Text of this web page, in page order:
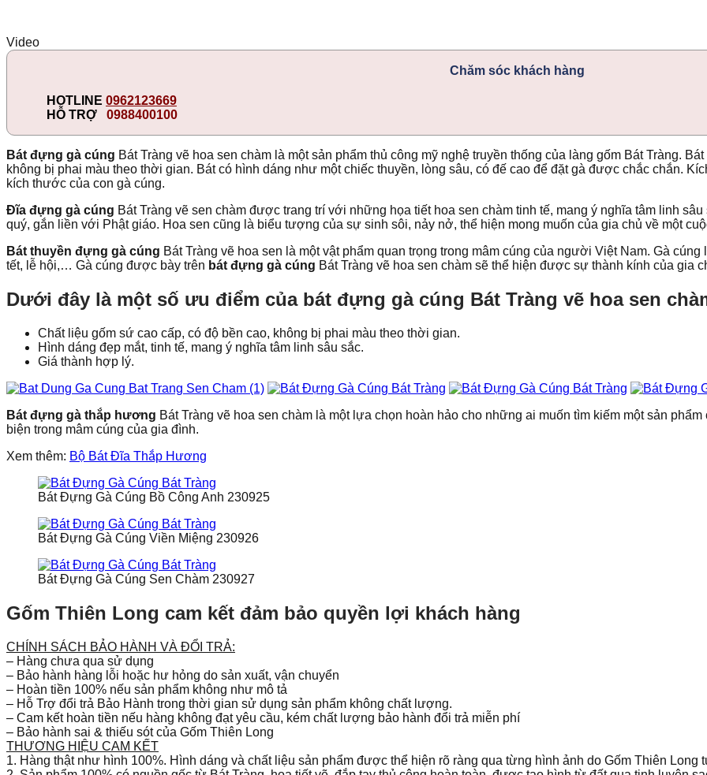
Video
Chăm sóc khách hàng
HOTLINE 0962123669
HỖ TRỢ 0988400100
Bát đựng gà cúng Bát Tràng vẽ hoa sen chàm là một sản phẩm thủ công mỹ nghệ truyền thống của làng gốm Bát Tràng.
không bị phai màu theo thời gian. Bát có hình dáng như một chiếc thuyền, lòng sâu, có đế cao để đặt gà được chắc chắn.
kích thước của con gà cúng.
Đĩa đựng gà cúng Bát Tràng vẽ sen chàm được trang trí với những họa tiết hoa sen chàm tinh tế, mang ý nghĩa tâm linh
quý, gắn liền với Phật giáo. Hoa sen cũng là biểu tượng của sự sinh sôi, nảy nở, thể hiện mong muốn của gia chủ về một
Bát thuyền đựng gà cúng Bát Tràng vẽ hoa sen là một vật phẩm quan trọng trong mâm cúng của người Việt Nam. Gà
tết, lễ hội,… Gà cúng được bày trên bát đựng gà cúng Bát Tràng vẽ hoa sen chàm sẽ thể hiện được sự thành kính của gia
Dưới đây là một số ưu điểm của bát đựng gà cúng Bát Tràng vẽ hoa sen
Chất liệu gốm sứ cao cấp, có độ bền cao, không bị phai màu theo thời gian.
Hình dáng đẹp mắt, tinh tế, mang ý nghĩa tâm linh sâu sắc.
Giá thành hợp lý.
Bát đựng gà thắp hương Bát Tràng vẽ hoa sen chàm là một lựa chọn hoàn hảo cho những ai muốn tìm kiếm một sản
biện trong mâm cúng của gia đình.
Xem thêm: Bộ Bát Đĩa Thắp Hương
Bát Đựng Gà Cúng Bồ Công Anh 230925
Bát Đựng Gà Cúng Viền Miệng 230926
Bát Đựng Gà Cúng Sen Chàm 230927
Gốm Thiên Long cam kết đảm bảo quyền lợi khách hàng
CHÍNH SÁCH BẢO HÀNH VÀ ĐỔI TRẢ:
– Hàng chưa qua sử dụng
– Bảo hành hàng lỗi hoặc hư hỏng do sản xuất, vận chuyển
– Hoàn tiền 100% nếu sản phẩm không như mô tả
– Hỗ Trợ đổi trả Bảo Hành trong thời gian sử dụng sản phẩm không chất lượng.
– Cam kết hoàn tiền nếu hàng không đạt yêu cầu, kém chất lượng bảo hành đổi trả miễn phí
– Bảo hành sai & thiếu sót của Gốm Thiên Long
THƯƠNG HIỆU CAM KẾT
1. Hàng thật như hình 100%. Hình dáng và chất liệu sản phẩm được thể hiện rõ ràng qua từng hình ảnh do Gốm Thiên Long